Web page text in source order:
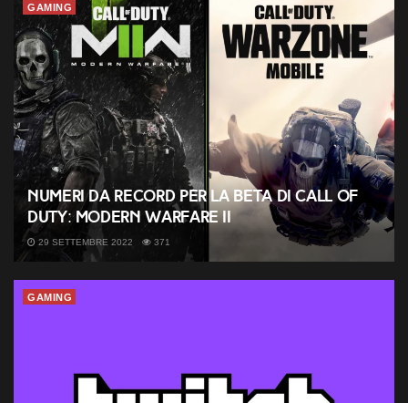
GAMING
Numeri da record per la beta di Call of
Duty: Modern Warfare II
29 SETTEMBRE 2022 371
GAMING